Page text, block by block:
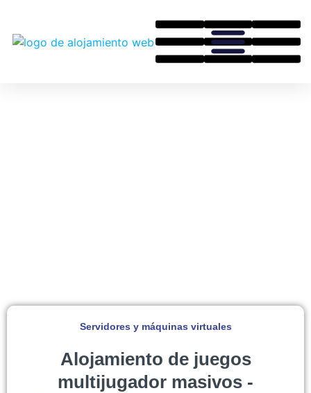
Servidores y máquinas virtuales
Alojamiento de juegos
multijugador masivos -